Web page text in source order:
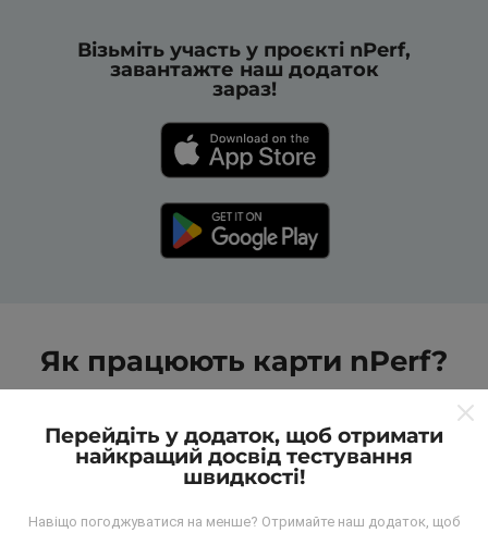
Візьміть участь у проєкті nPerf,
завантажте наш додаток
зараз!
Як працюють карти nPerf?
Звідки беруться дані?
Перейдіть у додаток, щоб отримати
найкращий досвід тестування
швидкості!
Навіщо погоджуватися на менше? Отримайте наш додаток, щоб